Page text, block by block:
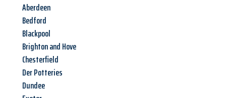
Aberdeen
Bedford
Blackpool
Brighton and Hove
Chesterfield
Der Potteries
Dundee